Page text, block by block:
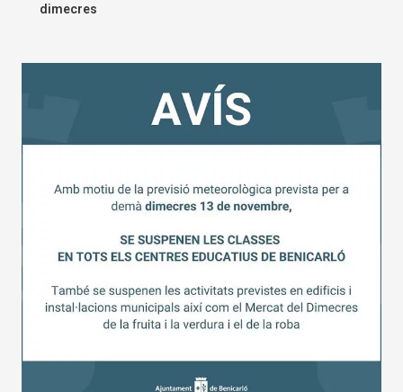
dimecres